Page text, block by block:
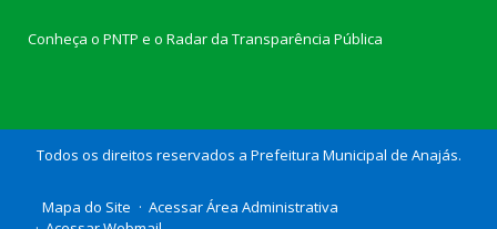
Conheça o PNTP e o Radar da Transparência Pública
Todos os direitos reservados a Prefeitura Municipal de Anajás.
Mapa do Site
Acessar Área Administrativa